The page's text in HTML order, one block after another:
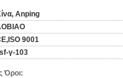
Anping
9001
γ-103
Όροι: